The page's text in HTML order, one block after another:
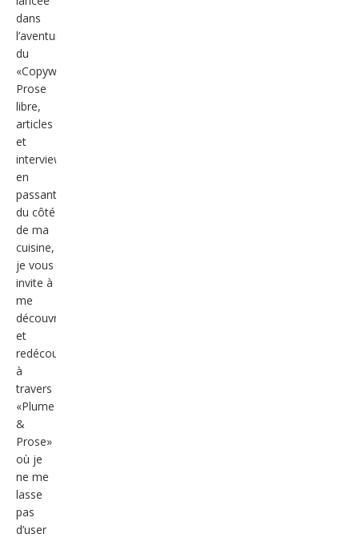
dans
l’aventure
du
«Copywriting».
Prose
libre,
articles
et
interviews
en
passant
du côté
de ma
cuisine,
je vous
invite à
me
découvrir
et
redécouvrir
à
travers
«Plume
&
Prose»
où je
ne me
lasse
pas
d’user